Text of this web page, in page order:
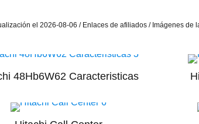
el 2026-08-06 / Enlaces de afiliados / Imágenes de
48Hb6W62 Caracteristicas